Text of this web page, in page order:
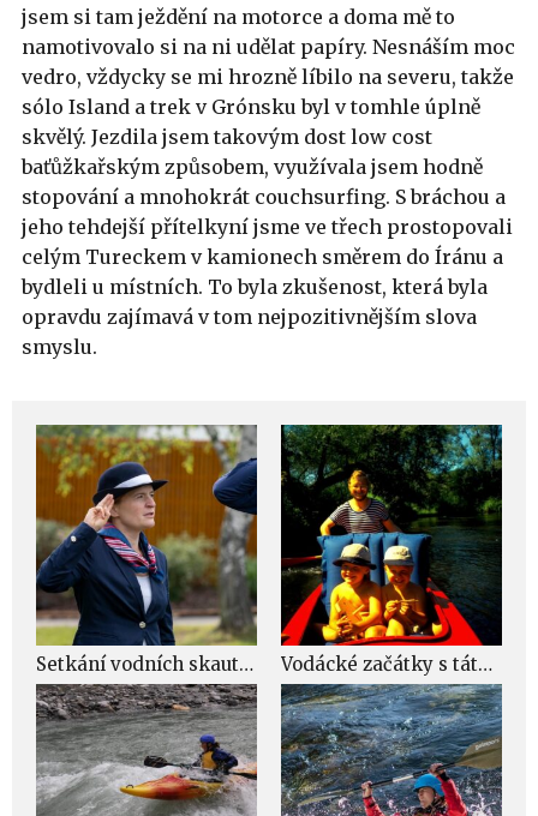
jsem si tam ježdění na motorce a doma mě to
namotivovalo si na ni udělat papíry. Nesnáším moc
vedro, vždycky se mi hrozně líbilo na severu, takže
sólo Island a trek v Grónsku byl v tomhle úplně
skvělý. Jezdila jsem takovým dost low cost
baťůžkařským způsobem, využívala jsem hodně
stopování a mnohokrát couchsurfing. S bráchou a
jeho tehdejší přítelkyní jsme ve třech prostopovali
celým Tureckem v kamionech směrem do Íránu a
bydleli u místních. To byla zkušenost, která byla
opravdu zajímavá v tom nejpozitivnějším slova
smyslu.
Setkání vodních skautů Navigamus 2025. Vodácké začátky s tátou a bratrem.